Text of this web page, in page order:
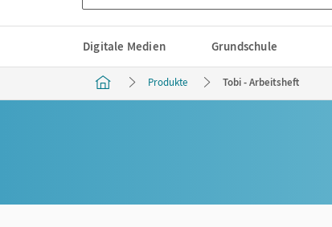
Digitale Medien Grundschule
Produkte Tobi - Arbeitsheft